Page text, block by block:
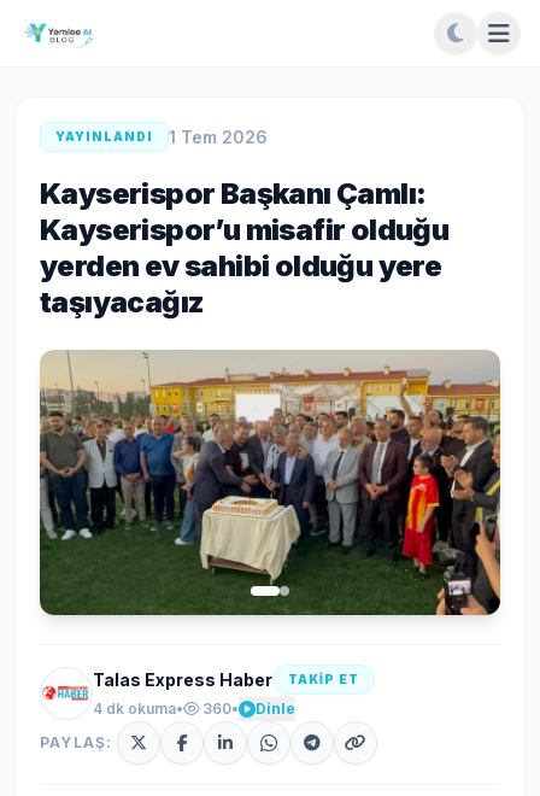
YAYINLANDI 1 Tem 2026
Kayserispor Başkanı Çamlı:
Kayserispor’u misafir olduğu
yerden ev sahibi olduğu yere
taşıyacağız
Talas Express Haber TAKİP ET
4 dk okuma• 360•
Dinle
PAYLAŞ: